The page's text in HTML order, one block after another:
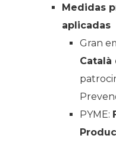
Medidas
aplicadas
Gran
Català
PYME: